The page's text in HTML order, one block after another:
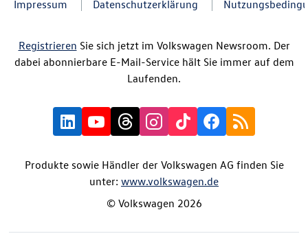
Impressum Datenschutzerklärung
Registrieren Sie sich jetzt im Volkswagen Newsroom. Der
dabei abonnierbare E-Mail-Service hält Sie immer auf dem
Laufenden.
Produkte sowie Händler der Volkswagen AG finden Sie
unter: www.volkswagen.de
© Volkswagen 2026